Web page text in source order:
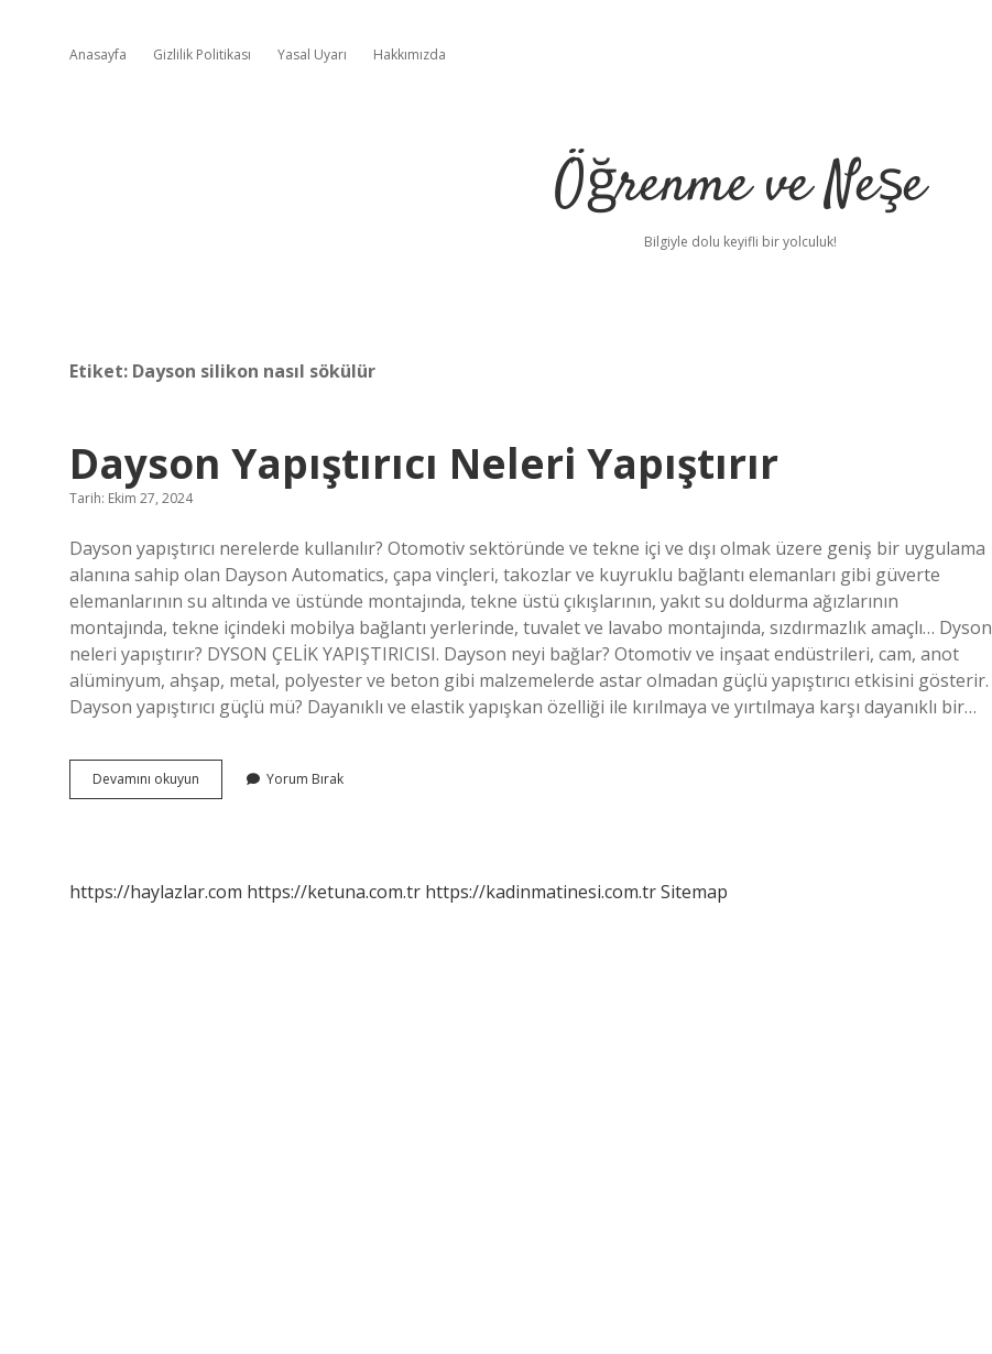
Anasayfa Gizlilik Politikası Yasal Uyarı Hakkımızda
Öğrenme ve Neşe
Bilgiyle dolu keyifli bir yolculuk!
Etiket: Dayson silikon nasıl sökülür
Dayson Yapıştırıcı Neleri Yapıştırır
Tarih: Ekim 27, 2024
Dayson yapıştırıcı nerelerde kullanılır? Otomotiv sektöründe ve tekne içi ve dışı olmak üzere geniş bir uygulama
alanına sahip olan Dayson Automatics, çapa vinçleri, takozlar ve kuyruklu bağlantı elemanları gibi güverte
elemanlarının su altında ve üstünde montajında, tekne üstü çıkışlarının, yakıt su doldurma ağızlarının
montajında, tekne içindeki mobilya bağlantı yerlerinde, tuvalet ve lavabo montajında, sızdırmazlık amaçlı… Dyson
neleri yapıştırır? DYSON ÇELİK YAPIŞTIRICISI. Dayson neyi bağlar? Otomotiv ve inşaat endüstrileri, cam, anot
alüminyum, ahşap, metal, polyester ve beton gibi malzemelerde astar olmadan güçlü yapıştırıcı etkisini gösterir.
Dayson yapıştırıcı güçlü mü? Dayanıklı ve elastik yapışkan özelliği ile kırılmaya ve yırtılmaya karşı dayanıklı bir…
Devamını okuyun
Yapıştırıcı
Yorum Bırak
https://haylazlar.com https://ketuna.com.tr https://kadinmatinesi.com.trSitemap